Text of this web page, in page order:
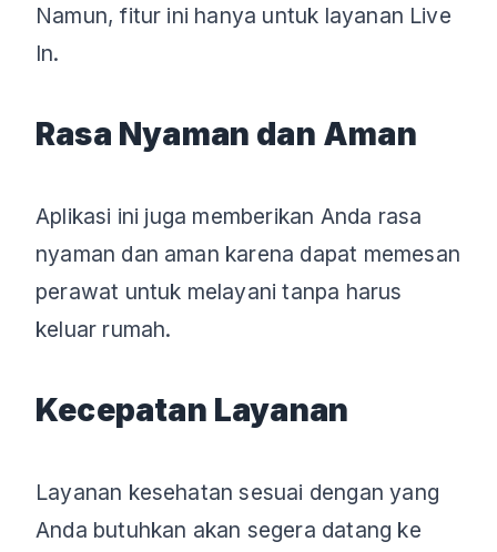
Namun, fitur ini hanya untuk layanan Live
In.
Rasa Nyaman dan Aman
Aplikasi ini juga memberikan Anda rasa
nyaman dan aman karena dapat memesan
perawat untuk melayani tanpa harus
keluar rumah.
Kecepatan Layanan
Layanan kesehatan sesuai dengan yang
Anda butuhkan akan segera datang ke